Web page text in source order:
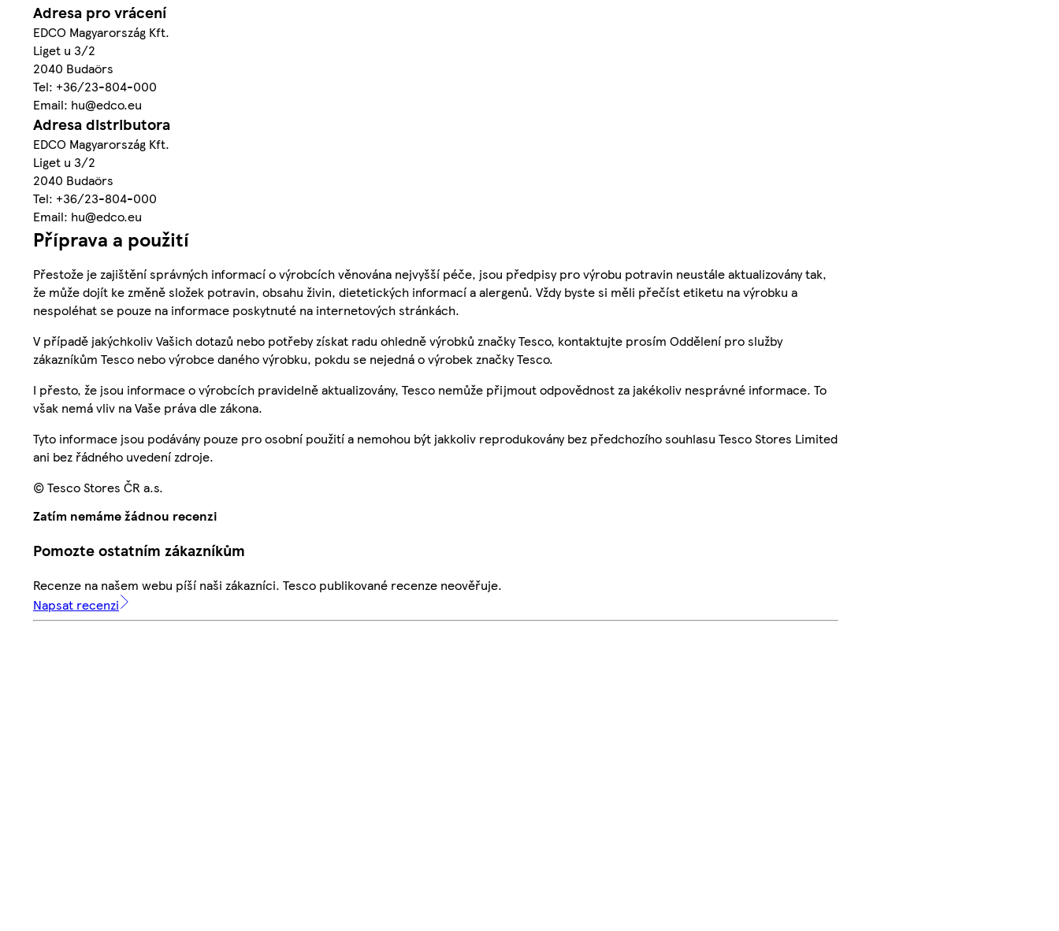
Adresa pro vrácení
EDCO Magyarország Kft.
Liget u 3/2
2040 Budaörs
Tel: +36/23-804-000
Email: hu@edco.eu
Adresa distributora
EDCO Magyarország Kft.
Liget u 3/2
2040 Budaörs
Tel: +36/23-804-000
Email: hu@edco.eu
Příprava a použití
Přestože je zajištění správných informací o výrobcích věnována nejvyšší péče, jsou předpisy pro výrobu potravin neustále aktualizovány tak,
že může dojít ke změně složek potravin, obsahu živin, dietetických informací a alergenů. Vždy byste si měli přečíst etiketu na výrobku a
nespoléhat se pouze na informace poskytnuté na internetových stránkách.
V případě jakýchkoliv Vašich dotazů nebo potřeby získat radu ohledně výrobků značky Tesco, kontaktujte prosím Oddělení pro služby
zákazníkům Tesco nebo výrobce daného výrobku, pokdu se nejedná o výrobek značky Tesco.
I přesto, že jsou informace o výrobcích pravidelně aktualizovány, Tesco nemůže přijmout odpovědnost za jakékoliv nesprávné informace. To
však nemá vliv na Vaše práva dle zákona.
Tyto informace jsou podávány pouze pro osobní použití a nemohou být jakkoliv reprodukovány bez předchozího souhlasu Tesco Stores Limited
ani bez řádného uvedení zdroje.
© Tesco Stores ČR a.s.
Zatím nemáme žádnou recenzi
Pomozte ostatním zákazníkům
Recenze na našem webu píší naši zákazníci. Tesco publikované recenze neověřuje.
Napsat recenzi